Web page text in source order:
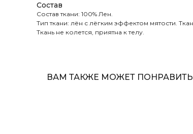
Состав
Состав ткани: 100% Лен.
Тип ткани: лён с лёгким эффектом мятости.
Ткань не колется, приятна к телу.
ВАМ ТАКЖЕ МОЖЕТ